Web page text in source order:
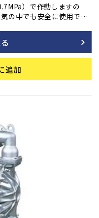
）で作動しますの
の中でも安全に使用で
追加